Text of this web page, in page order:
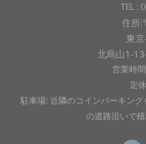
TEL :
住所:
東
北烏山1-
営業時
定
駐車場: 近隣のコインパーキン
の道路沿いで